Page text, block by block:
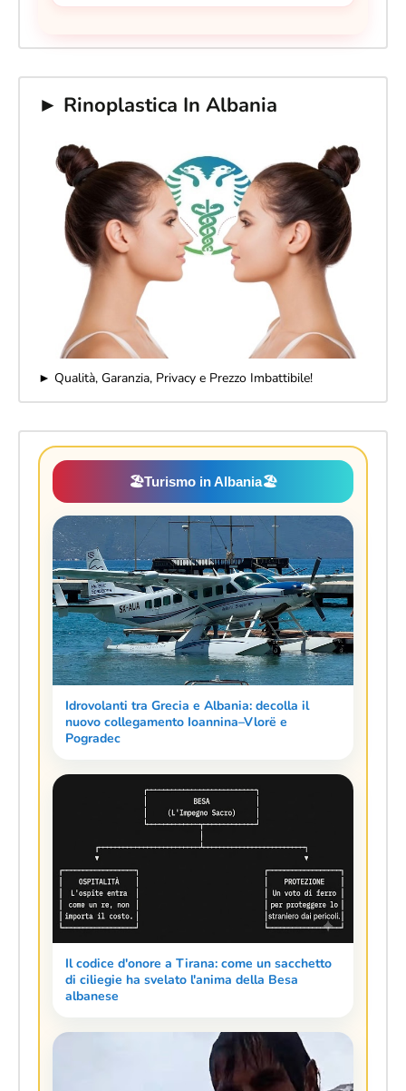
► Rinoplastica In Albania
► Qualità, Garanzia, Privacy e Prezzo Imbattibile!
🏖️Turismo in Albania🏖️
Idrovolanti tra Grecia e Albania: decolla il
nuovo collegamento Ioannina–Vlorë e
Pogradec
Il codice d'onore a Tirana: come un sacchetto
di ciliegie ha svelato l'anima della Besa
albanese